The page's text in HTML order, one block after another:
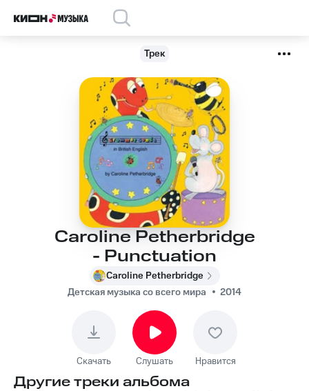
Трек
Caroline Petherbridge
- Punctuation
Caroline Petherbridge
Детская музыка со всего мира
2014
Скачать Слушать Нравится
Другие треки альбома